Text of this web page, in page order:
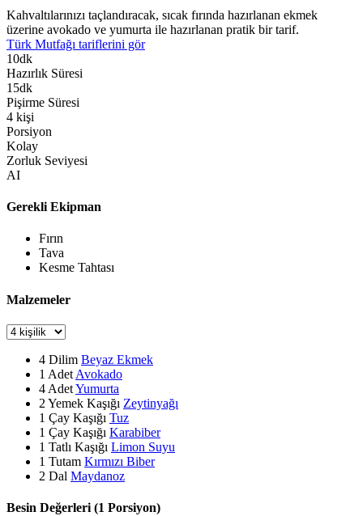
Kahvaltılarınızı taçlandıracak, sıcak fırında hazırlanan ekmek
üzerine avokado ve yumurta ile hazırlanan pratik bir tarif.
Türk Mutfağı tariflerini gör
10dk
Hazırlık Süresi
15dk
Pişirme Süresi
4 kişi
Porsiyon
Kolay
Zorluk Seviyesi
AI
Gerekli Ekipman
Fırın
Tava
Kesme Tahtası
Malzemeler
4 Dilim Beyaz Ekmek
1 Adet Avokado
4 AdetYumurta
2 Yemek Kaşığı Zeytinyağı
1 Çay Kaşığı Tuz
1 Çay Kaşığı Karabiber
1 Tatlı Kaşığı Limon Suyu
1 Tutam Kırmızı Biber
2 Dal Maydanoz
Besin Değerleri (1 Porsiyon)